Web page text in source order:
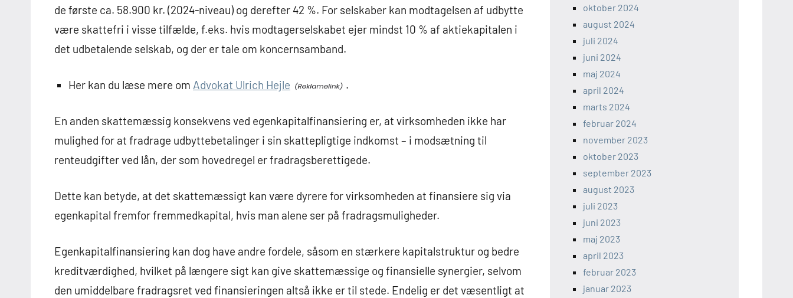
de første ca. 58.900 kr. (2024-niveau) og derefter 42 %. For selskaber kan modtagelsen af udbytte
være skattefri i visse tilfælde, f.eks. hvis modtagerselskabet ejer mindst 10 % af aktiekapitalen i
det udbetalende selskab, og der er tale om koncernsamband.
Her kan du læse mere om Advokat Ulrich Hejle .
En anden skattemæssig konsekvens ved egenkapitalfinansiering er, at virksomheden ikke har
mulighed for at fradrage udbyttebetalinger i sin skattepligtige indkomst – i modsætning til
renteudgifter ved lån, der som hovedregel er fradragsberettigede.
Dette kan betyde, at det skattemæssigt kan være dyrere for virksomheden at finansiere sig via
egenkapital fremfor fremmedkapital, hvis man alene ser på fradragsmuligheder.
Egenkapitalfinansiering kan dog have andre fordele, såsom en stærkere kapitalstruktur og bedre
kreditværdighed, hvilket på længere sigt kan give skattemæssige og finansielle synergier, selvom
den umiddelbare fradragsret ved finansieringen altså ikke er til stede. Endelig er det væsentligt at
oktober 2024
august 2024
juli 2024
juni 2024
maj 2024
april 2024
marts 2024
februar 2024
november 2023
oktober 2023
september 2023
august 2023
juli 2023
juni 2023
maj 2023
april 2023
februar 2023
januar 2023